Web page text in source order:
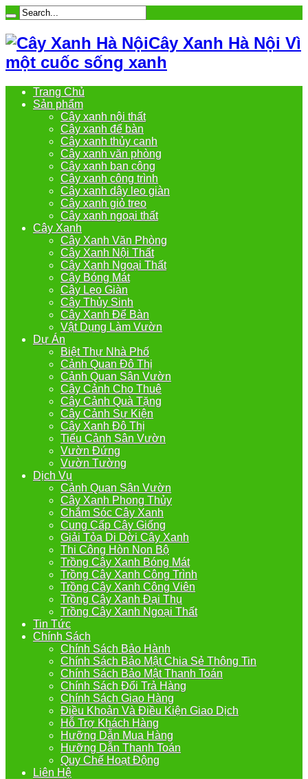
Cây Xanh Hà Nội Vì
một cuốc sống xanh
Trang Chủ
Sản phẩm
Cây xanh nội thất
Cây xanh để bàn
Cây xanh thủy canh
Cây xanh văn phòng
Cây xanh ban công
Cây xanh công trình
Cây xanh dây leo giàn
Cây xanh giỏ treo
Cây xanh ngoại thất
Cây Xanh
Cây Xanh Văn Phòng
Cây Xanh Nội Thất
Cây Xanh Ngoại Thất
Cây Bóng Mát
Cây Leo Giàn
Cây Thủy Sinh
Cây Xanh Để Bàn
Vật Dụng Làm Vườn
Dự Án
Biệt Thự Nhà Phố
Cảnh Quan Đô Thị
Cảnh Quan Sân Vườn
Cây Cảnh Cho Thuê
Cây Cảnh Quà Tặng
Cây Cảnh Sự Kiện
Cây Xanh Đô Thị
Tiểu Cảnh Sân Vườn
Vườn Đứng
Vườn Tường
Dịch Vụ
Cảnh Quan Sân Vườn
Cây Xanh Phong Thủy
Chắm Sóc Cây Xanh
Cung Cấp Cây Giống
Giải Tỏa Di Dời Cây Xanh
Thi Công Hòn Non Bộ
Trồng Cây Xanh Bóng Mát
Trồng Cây Xanh Công Trình
Trồng Cây Xanh Công Viên
Trồng Cây Xanh Đại Thụ
Trồng Cây Xanh Ngoại Thất
Tin Tức
Chính Sách
Chính Sách Bảo Hành
Chính Sách Bảo Mật Chia Sẻ Thông Tin
Chính Sách Bảo Mật Thanh Toán
Chính Sách Đổi Trả Hàng
Chính Sách Giao Hàng
Điều Khoản Và Điều Kiện Giao Dịch
Hỗ Trợ Khách Hàng
Hưỡng Dẫn Mua Hàng
Hưỡng Dẫn Thanh Toán
Quy Chế Hoạt Động
Liên Hệ